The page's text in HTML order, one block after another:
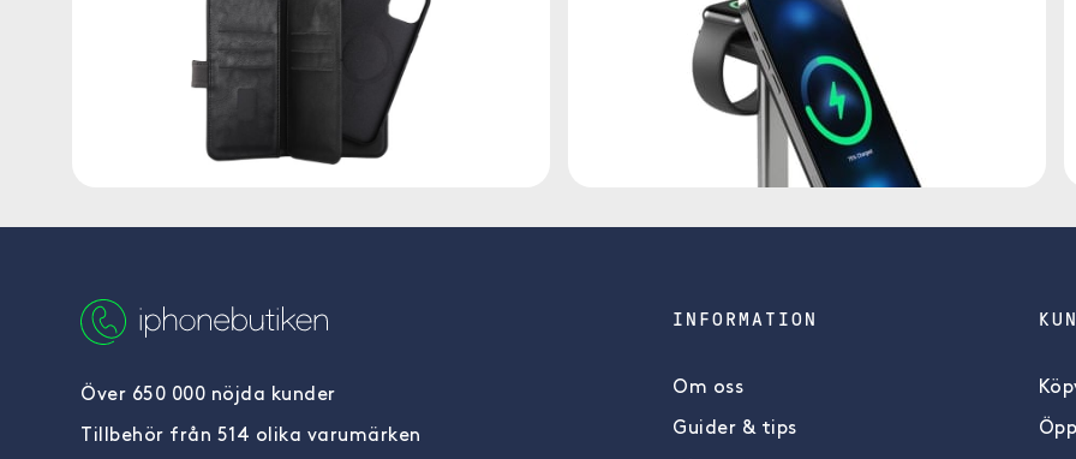
Över 650 000 nöjda kunder
Tillbehör från 514 olika varumärken
INFORMATION
Om oss
Guider & tips